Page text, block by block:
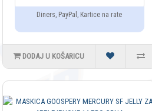
Diners, PayPal, Kartice na rate
DODAJ U KOŠARICU